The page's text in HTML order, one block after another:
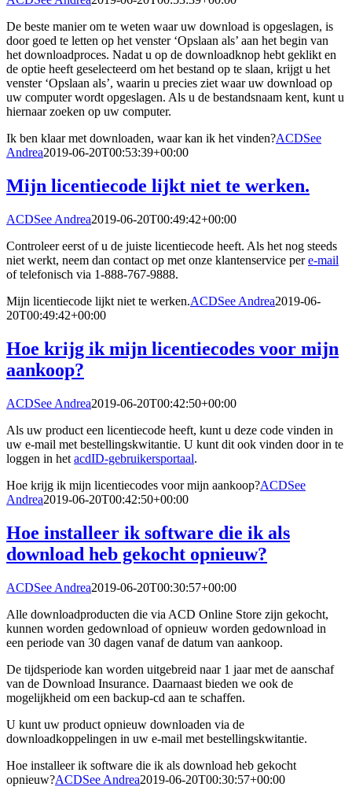
De beste manier om te weten waar uw download is opgeslagen, is
door goed te letten op het venster ‘Opslaan als’ aan het begin van
het downloadproces. Nadat u op de downloadknop hebt geklikt en
de optie heeft geselecteerd om het bestand op te slaan, krijgt u het
venster ‘Opslaan als’, waarin u precies ziet waar uw download op
uw computer wordt opgeslagen. Als u de bestandsnaam kent, kunt u
hiernaar zoeken op uw computer.
Ik ben klaar met downloaden, waar kan ik het vinden?ACDSee
Andrea2019-06-20T00:53:39+00:00
Mijn licentiecode lijkt niet te werken.
ACDSee Andrea2019-06-20T00:49:42+00:00
Controleer eerst of u de juiste licentiecode heeft. Als het nog steeds
niet werkt, neem dan contact op met onze klantenservice pere-mail
of telefonisch via 1-888-767-9888.
Mijn licentiecode lijkt niet te werken.ACDSee Andrea2019-06-
20T00:49:42+00:00
Hoe krijg ik mijn licentiecodes voor mijn
aankoop?
ACDSee Andrea2019-06-20T00:42:50+00:00
Als uw product een licentiecode heeft, kunt u deze code vinden in
uw e-mail met bestellingskwitantie. U kunt dit ook vinden door in te
loggen in het acdID-gebruikersportaal.
Hoe krijg ik mijn licentiecodes voor mijn aankoop?ACDSee
Andrea2019-06-20T00:42:50+00:00
Hoe installeer ik software die ik als
download heb gekocht opnieuw?
ACDSee Andrea2019-06-20T00:30:57+00:00
Alle downloadproducten die via ACD Online Store zijn gekocht,
kunnen worden gedownload of opnieuw worden gedownload in
een periode van 30 dagen vanaf de datum van aankoop.
De tijdsperiode kan worden uitgebreid naar 1 jaar met de aanschaf
van de Download Insurance. Daarnaast bieden we ook de
mogelijkheid om een backup-cd aan te schaffen.
U kunt uw product opnieuw downloaden via de
downloadkoppelingen in uw e-mail met bestellingskwitantie.
Hoe installeer ik software die ik als download heb gekocht
opnieuw?ACDSee Andrea2019-06-20T00:30:57+00:00